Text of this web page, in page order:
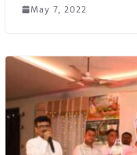
May 7, 2022